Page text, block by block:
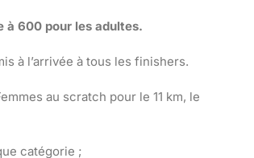
à 600 pour les adultes.
à l’arrivée à tous les finishers.
au scratch pour le 11 km, le
catégorie ;